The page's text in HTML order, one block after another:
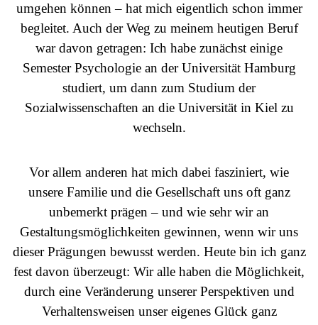
umgehen können – hat mich eigentlich schon immer
begleitet. Auch der Weg zu meinem heutigen Beruf
war davon getragen: Ich habe zunächst einige
Semester Psychologie an der Universität Hamburg
studiert, um dann zum Studium der
Sozialwissenschaften an die Universität in Kiel zu
wechseln.
Vor allem anderen hat mich dabei fasziniert, wie
unsere Familie und die Gesellschaft uns oft ganz
unbemerkt prägen – und wie sehr wir an
Gestaltungsmöglichkeiten gewinnen, wenn wir uns
dieser Prägungen bewusst werden. Heute bin ich ganz
fest davon überzeugt: Wir alle haben die Möglichkeit,
durch eine Veränderung unserer Perspektiven und
Verhaltensweisen unser eigenes Glück ganz